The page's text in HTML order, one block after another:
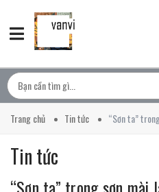
Trang chủ Tin tức “Sơn ta”
Tin tức